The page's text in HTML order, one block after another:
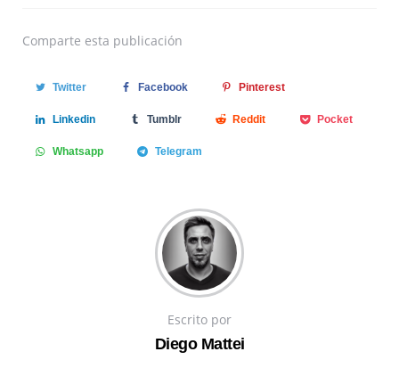
Comparte esta publicación
Twitter Facebook Pinterest
Linkedin Tumblr Reddit Pocket
Whatsapp Telegram
Escrito por
Diego Mattei